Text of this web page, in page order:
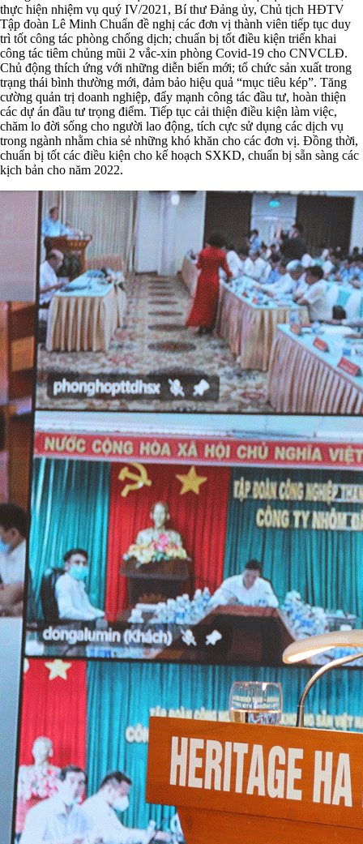
thực hiện nhiệm vụ quý IV/2021, Bí thư Đảng ủy, Chủ tịch HĐTV
Tập đoàn Lê Minh Chuẩn đề nghị các đơn vị thành viên tiếp tục duy
trì tốt công tác phòng chống dịch; chuẩn bị tốt điều kiện triển khai
công tác tiêm chủng mũi 2 vắc-xin phòng Covid-19 cho CNVCLĐ.
Chủ động thích ứng với những diễn biến mới; tổ chức sản xuất trong
trạng thái bình thường mới, đảm bảo hiệu quả “mục tiêu kép”. Tăng
cường quản trị doanh nghiệp, đẩy mạnh công tác đầu tư, hoàn thiện
các dự án đầu tư trọng điểm. Tiếp tục cải thiện điều kiện làm việc,
chăm lo đời sống cho người lao động, tích cực sử dụng các dịch vụ
trong ngành nhằm chia sẻ những khó khăn cho các đơn vị. Đồng thời,
chuẩn bị tốt các điều kiện cho kế hoạch SXKD, chuẩn bị sẵn sàng các
kịch bản cho năm 2022.